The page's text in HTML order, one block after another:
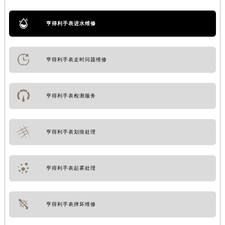
亨得利手表进水维修
亨得利手表走时问题维修
亨得利手表检测服务
亨得利手表划痕处理
亨得利手表起雾处理
亨得利手表摔坏维修